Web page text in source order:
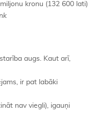
kronu (132 600 lati)
augs. Kaut arī,
ir pat labāki
nav viegli), igauņi